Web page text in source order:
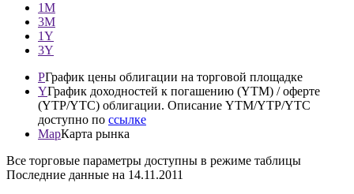
1М
3М
1Y
3Y
PГрафик цены облигации на торговой площадке
YГрафик доходностей к погашению (YTM) / оферте
(YTP/YTC) облигации. Описание YTM/YTP/YTC
доступно по ссылке
MapКарта рынка
Все торговые параметры доступны в режиме таблицы
Последние данные на 14.11.2011